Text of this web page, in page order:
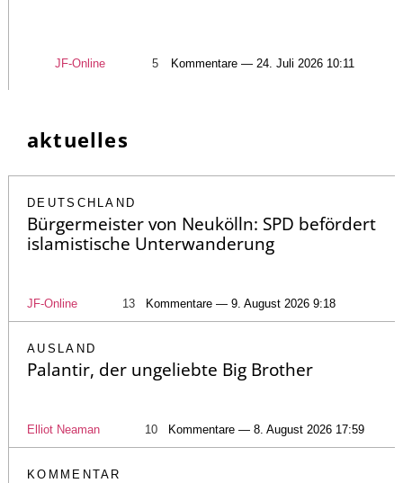
JF-Online 5 Kommentare — 24. Juli 2026 10:11
aktuelles
DEUTSCHLAND
Bürgermeister von Neukölln: SPD befördert
islamistische Unterwanderung
JF-Online 13 Kommentare — 9. August 2026 9:18
AUSLAND
Palantir, der ungeliebte Big Brother
Elliot Neaman 10 Kommentare — 8. August 2026 17:59
KOMMENTAR